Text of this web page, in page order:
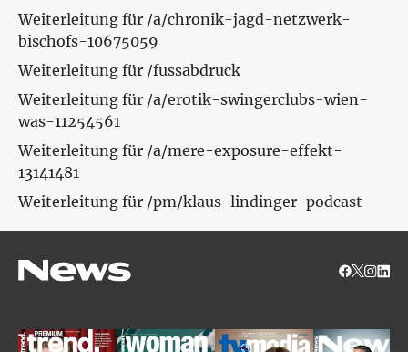
Weiterleitung für /a/chronik-jagd-netzwerk-
bischofs-10675059
Weiterleitung für /fussabdruck
Weiterleitung für /a/erotik-swingerclubs-wien-
was-11254561
Weiterleitung für /a/mere-exposure-effekt-
13141481
Weiterleitung für /pm/klaus-lindinger-podcast